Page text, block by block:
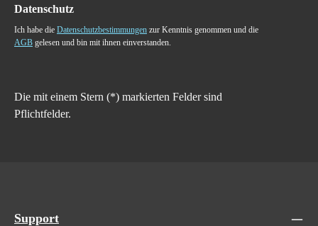
Datenschutz
Ich habe die Datenschutzbestimmungen zur Kenntnis genommen und die
AGB gelesen und bin mit ihnen einverstanden.
Die mit einem Stern (*) markierten Felder sind
Pflichtfelder.
Support